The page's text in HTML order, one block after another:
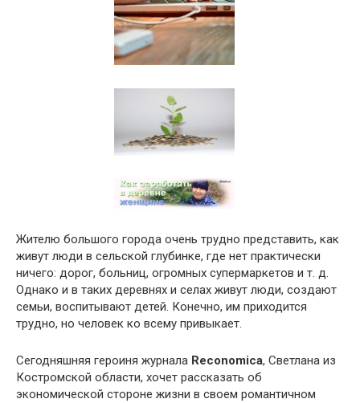
Жителю большого города очень трудно представить, как
живут люди в сельской глубинке, где нет практически
ничего: дорог, больниц, огромных супермаркетов и т. д.
Однако и в таких деревнях и селах живут люди, создают
семьи, воспитывают детей. Конечно, им приходится
трудно, но человек ко всему привыкает.
Сегодняшняя героиня журнала Reconomica, Светлана из
Костромской области, хочет рассказать об
экономической стороне жизни в своем романтичном